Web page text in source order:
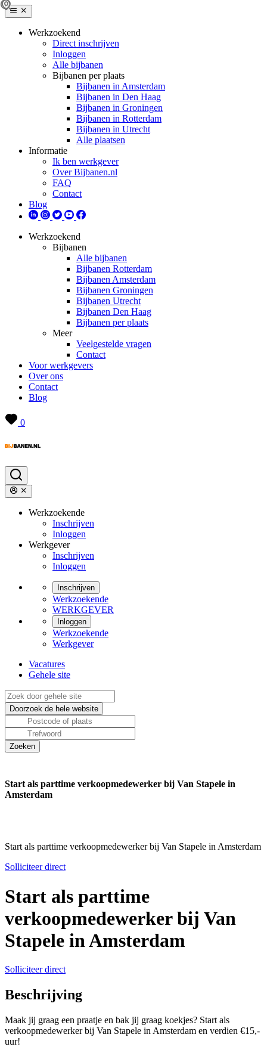
Werkzoekend
Direct inschrijven
Inloggen
Alle bijbanen
Bijbanen per plaats
Bijbanen in Amsterdam
Bijbanen in Den Haag
Bijbanen in Groningen
Bijbanen in Rotterdam
Bijbanen in Utrecht
Alle plaatsen
Informatie
Ik ben werkgever
Over Bijbanen.nl
FAQ
Contact
Blog
Werkzoekend
Bijbanen
Alle bijbanen
Bijbanen Rotterdam
Bijbanen Amsterdam
Bijbanen Groningen
Bijbanen Utrecht
Bijbanen Den Haag
Bijbanen per plaats
Meer
Veelgestelde vragen
Contact
Voor werkgevers
Over ons
Contact
Blog
0
Werkzoekende
Inschrijven
Inloggen
Werkgever
Inschrijven
Inloggen
Inschrijven
Werkzoekende
WERKGEVER
Inloggen
Werkzoekende
Werkgever
Vacatures
Gehele site
Start als parttime verkoopmedewerker bij Van Stapele in
Amsterdam
Start als parttime verkoopmedewerker bij Van Stapele in Amsterdam
Solliciteer direct
Start als parttime
verkoopmedewerker bij Van
Stapele in Amsterdam
Solliciteer direct
Beschrijving
Maak jij graag een praatje en bak jij graag koekjes? Start als
verkoopmedewerker bij Van Stapele in Amsterdam en verdien €15,-
uur!